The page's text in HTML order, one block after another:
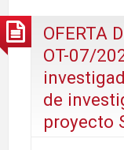
OFERTA
OT-07/
de
proyecto